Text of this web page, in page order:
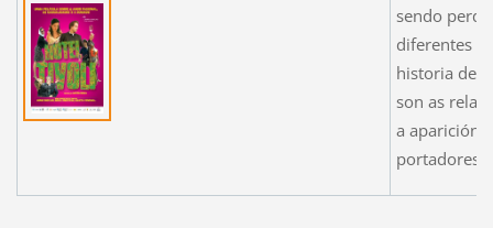
sendo
diferentes
historia de
son as
a aparición
portadores